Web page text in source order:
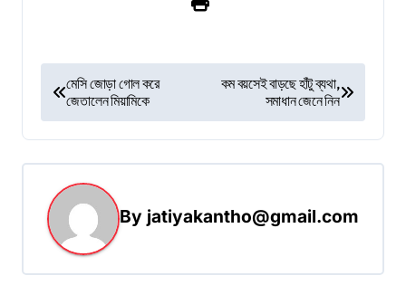
s
t
n
a
মেসি জোড়া গোল করে
জেতালেন মিয়ামিকে
কম বয়সেই বাড়ছে হাঁটু ব্যথা,
সমাধান জেনে নিন
By jatiyakantho@gmail.com